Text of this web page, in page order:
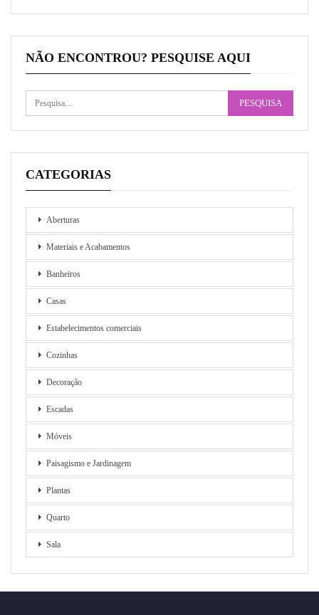
NÃO ENCONTROU? PESQUISE AQUI
CATEGORIAS
Aberturas
Materiais e Acabamentos
Banheiros
Casas
Estabelecimentos comerciais
Cozinhas
Decoração
Escadas
Móveis
Paisagismo e Jardinagem
Plantas
Quarto
Sala